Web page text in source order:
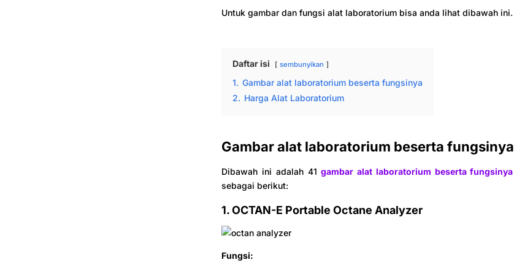
Untuk gambar dan fungsi alat laboratorium bisa anda lihat dibawah ini.
Daftar isi sembunyikan
1. Gambar alat laboratorium beserta fungsinya
2. Harga Alat Laboratorium
Gambar alat laboratorium beserta fungsinya
Dibawah ini adalah 41gambar alat laboratorium beserta fungsinya
sebagai berikut:
1. OCTAN-E Portable Octane Analyzer
Fungsi: